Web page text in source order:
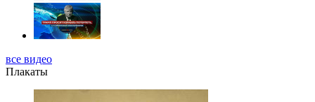
все видео
Плакаты